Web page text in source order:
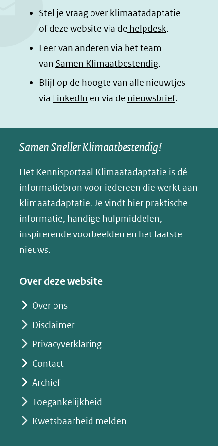
o
o
(opent
in
nieuw
venster)
naar
een
website)
d
I
(opent
in
nieuw
venster)
naar
een
website)
a
p
(opent
in
nieuw
venster)
naar
een
website)
l
e
o
p
B
l
e
s
y
(opent
in
nieuw
venster)
Stel je vraag over klimaatadaptatie
of deze website via de helpdesk.
Leer van anderen via het team
van Samen Klimaatbestendig.
Blijf op de hoogte van alle nieuwtjes
via LinkedIn (opent
nieuw
venster)
naar
een
andere
website)
en via de nieuwsbrief.
Samen Sneller Klimaatbestendig!
Het Kennisportaal Klimaatadaptatie is dé
informatiebron voor iedereen die werkt aan
klimaatadaptatie. Je vindt hier praktische
informatie, handige hulpmiddelen,
inspirerende voorbeelden en het laatste
nieuws.
Over deze website
Over ons
Disclaimer
Privacyverklaring
Contact
Archief
Toegankelijkheid
Kwetsbaarheid melden